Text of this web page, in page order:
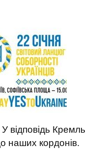
відповідь Кремль
наших кордонів.